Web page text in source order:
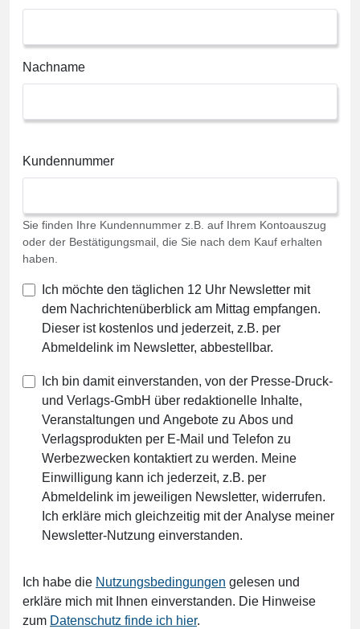
Nachname
Kundennummer
Sie finden Ihre Kundennummer z.B. auf Ihrem Kontoauszug
oder der Bestätigungsmail, die Sie nach dem Kauf erhalten
haben.
Ich möchte den täglichen 12 Uhr Newsletter mit
dem Nachrichtenüberblick am Mittag empfangen.
Dieser ist kostenlos und jederzeit, z.B. per
Abmeldelink im Newsletter, abbestellbar.
Ich bin damit einverstanden, von der Presse-Druck-
und Verlags-GmbH über redaktionelle Inhalte,
Veranstaltungen und Angebote zu Abos und
Verlagsprodukten per E-Mail und Telefon zu
Werbezwecken kontaktiert zu werden. Meine
Einwilligung kann ich jederzeit, z.B. per
Abmeldelink im jeweiligen Newsletter, widerrufen.
Ich erkläre mich gleichzeitig mit der Analyse meiner
Newsletter-Nutzung einverstanden.
Ich habe die Nutzungsbedingungen gelesen und
erkläre mich mit Ihnen einverstanden. Die Hinweise
zum Datenschutz finde ich hier.